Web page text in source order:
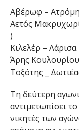
Αβέρωφ –
Αετός
)
Κιλελέρ – Λάρισα
Άρης
Τοξότης _
Τη δεύτερη
αντιμετωπίσει
νικητές των